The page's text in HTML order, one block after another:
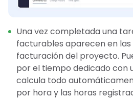
Una vez completada una
facturables aparecen en las
facturación del proyecto.
por el tiempo dedicado con
calcula todo
por hora y las horas